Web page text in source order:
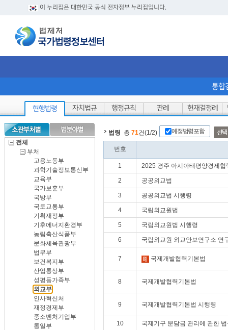
이 누리집은 대한민국 공식 전자정부 누리집입니다.
통합
현행법령 자치법규 행정규칙 판례 헌재결정례
전체
부처
고용노동부
과학기술정보통신부
교육부
국가보훈부
국방부
국토교통부
기획재정부
기후에너지환경부
농림축산식품부
문화체육관광부
법무부
보건복지부
산업통상부
성평등가족부
외교부
인사혁신처
재정경제부
중소벤처기업부
통일부
법령 총 71건(1/2) 예정법령포함 선택
번호
1 2025 경주 아시아태평양경제
2 공공외교법
3 공공외교법 시행령
4 국립외교원법
5 국립외교원법 시행령
6 국립외교원 외교안보연구소 연
7 국제개발협력기본법
8 국제개발협력기본법
9 국제개발협력기본법 시행령
10 국제기구 분담금 관리에 관한